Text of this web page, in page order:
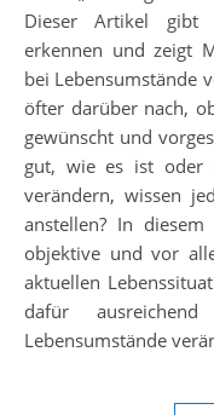
Dieser Artikel gibt
erkennen und zeigt
bei Lebensumstände
öfter darüber nach,
gewünscht und
gut, wie es ist oder
verändern, wissen
anstellen? In
objektive und vor
aktuellen
dafür
Lebensumstände